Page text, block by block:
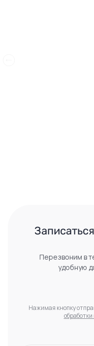
Перезвоним в
удобную
Нажимая кнопку